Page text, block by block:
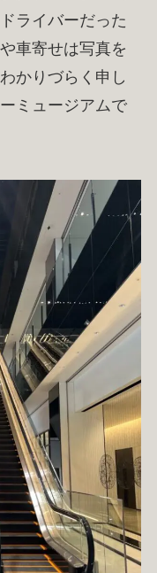
ライバーだった
車寄せは写真を
かりづらく申し
ミュージアムで